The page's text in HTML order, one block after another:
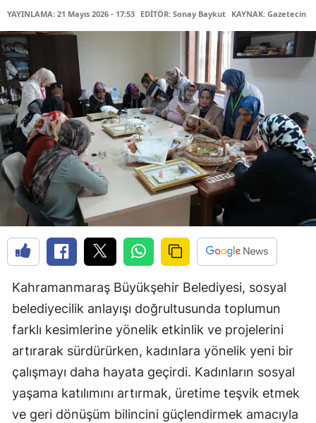
YAYINLAMA: 21 Mayıs 2026 - 17:53 EDİTÖR: Sonay Baykut KAYNAK: Gazetecin
Kahramanmaraş Büyükşehir Belediyesi, sosyal
belediyecilik anlayışı doğrultusunda toplumun
farklı kesimlerine yönelik etkinlik ve projelerini
artırarak sürdürürken, kadınlara yönelik yeni bir
çalışmayı daha hayata geçirdi. Kadınların sosyal
yaşama katılımını artırmak, üretime teşvik etmek
ve geri dönüşüm bilincini güçlendirmek amacıyla